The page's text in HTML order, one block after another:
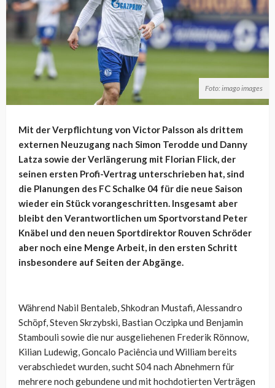
Foto: imago images
Mit der Verpflichtung von Victor Palsson als drittem
externen Neuzugang nach Simon Terodde und Danny
Latza sowie der Verlängerung mit Florian Flick, der
seinen ersten Profi-Vertrag unterschrieben hat, sind
die Planungen des FC Schalke 04 für die neue Saison
wieder ein Stück vorangeschritten. Insgesamt aber
bleibt den Verantwortlichen um Sportvorstand Peter
Knäbel und den neuen Sportdirektor Rouven Schröder
aber noch eine Menge Arbeit, in den ersten Schritt
insbesondere auf Seiten der Abgänge.
Während Nabil Bentaleb, Shkodran Mustafi, Alessandro
Schöpf, Steven Skrzybski, Bastian Oczipka und Benjamin
Stambouli sowie die nur ausgeliehenen Frederik Rönnow,
Kilian Ludewig, Goncalo Paciência und William bereits
verabschiedet wurden, sucht S04 nach Abnehmern für
mehrere noch gebundene und mit hochdotierten Verträgen